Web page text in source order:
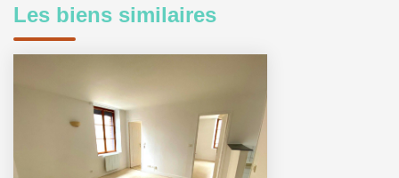
Les biens similaires